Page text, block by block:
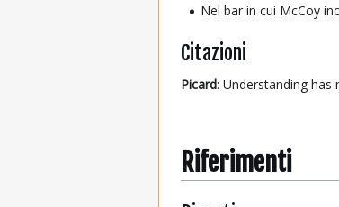
Nel bar in cui McCoy
Citazioni
Picard: Understanding
Riferimenti